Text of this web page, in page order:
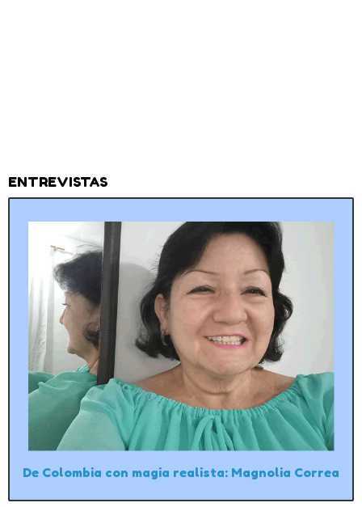
ENTREVISTAS
De Colombia con magia realista: Magnolia Correa